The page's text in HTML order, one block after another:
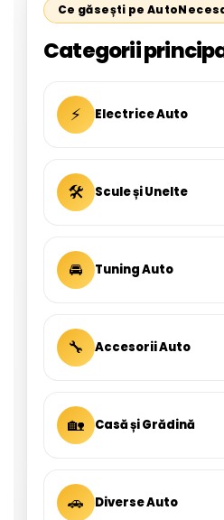
Ce găsești pe
Categorii
⚡ Electrice Auto
🛠 Scule și Unelte
🚘 Tuning Auto
🔧 Accesorii Auto
🏡 Casă și Grădină
🚗 Diverse Auto